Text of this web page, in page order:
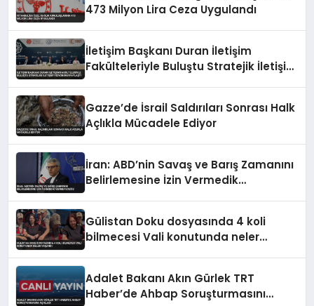
473 Milyon Lira Ceza Uygulandı
İletişim Başkanı Duran İletişim
Fakülteleriyle Buluştu Stratejik İletişim
Gazze’de İsrail Saldırıları Sonrası Halk
Açlıkla Mücadele Ediyor
İran: ABD’nin Savaş ve Barış Zamanını
Belirlemesine İzin Vermedik
Gülistan Doku dosyasında 4 koli
bilmecesi Vali konutunda neler
Adalet Bakanı Akın Gürlek TRT
Haber’de Ahbap Soruşturmasını